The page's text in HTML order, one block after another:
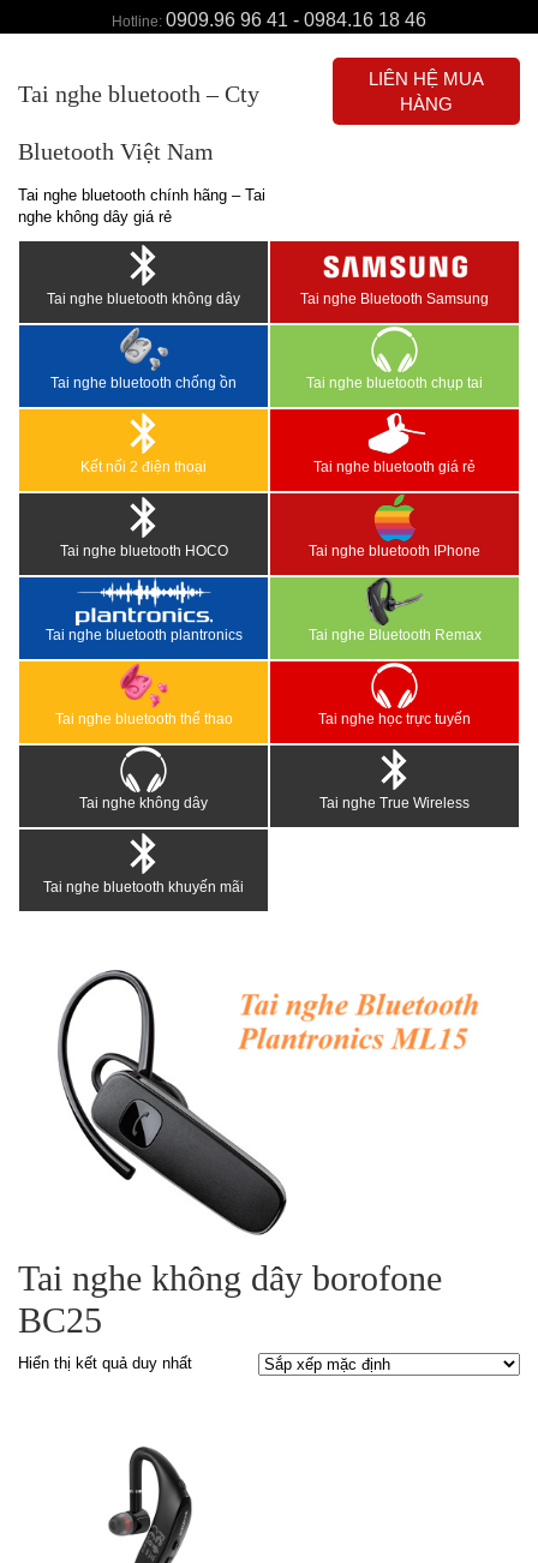
Hotline: 0909.96 96 41 - 0984.16 18 46
Tai nghe bluetooth – Cty
Bluetooth Việt Nam
Tai nghe bluetooth chính hãng – Tai
nghe không dây giá rẻ
LIÊN HỆ MUA
HÀNG
Tai nghe bluetooth không dây Tai nghe Bluetooth Samsung
Tai nghe bluetooth chống ồn Tai nghe bluetooth chụp tai
Kết nối 2 điện thoại Tai nghe bluetooth giá rẻ
Tai nghe bluetooth HOCO Tai nghe bluetooth IPhone
Tai nghe bluetooth plantronics Tai nghe Bluetooth Remax
Tai nghe bluetooth thể thao Tai nghe học trực tuyến
Tai nghe không dây Tai nghe True Wireless
Tai nghe bluetooth khuyến mãi
Tai nghe không dây borofone
BC25
Hiển thị kết quả duy nhất